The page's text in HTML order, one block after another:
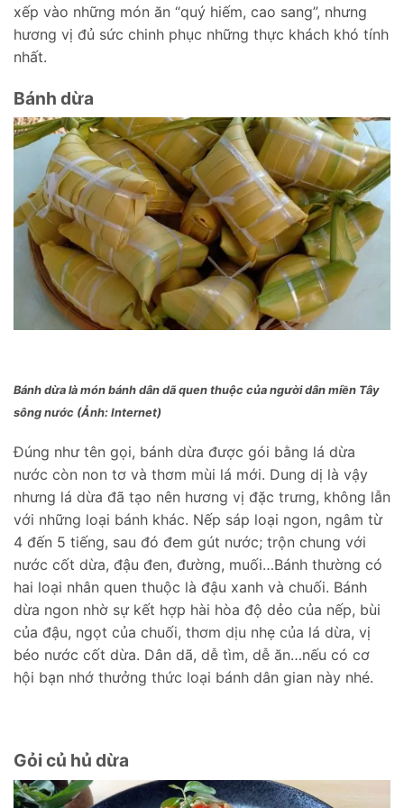
xếp vào những món ăn “quý hiếm, cao sang”, nhưng
hương vị đủ sức chinh phục những thực khách khó tính
nhất.
Bánh dừa
Bánh dừa là món bánh dân dã quen thuộc của người dân miền Tây
sông nước (Ảnh: Internet)
Đúng như tên gọi, bánh dừa được gói bằng lá dừa
nước còn non tơ và thơm mùi lá mới. Dung dị là vậy
nhưng lá dừa đã tạo nên hương vị đặc trưng, không lẫn
với những loại bánh khác. Nếp sáp loại ngon, ngâm từ
4 đến 5 tiếng, sau đó đem gút nước; trộn chung với
nước cốt dừa, đậu đen, đường, muối…Bánh thường có
hai loại nhân quen thuộc là đậu xanh và chuối. Bánh
dừa ngon nhờ sự kết hợp hài hòa độ dẻo của nếp, bùi
của đậu, ngọt của chuối, thơm dịu nhẹ của lá dừa, vị
béo nước cốt dừa. Dân dã, dễ tìm, dễ ăn…nếu có cơ
hội bạn nhớ thưởng thức loại bánh dân gian này nhé.
Gỏi củ hủ dừa